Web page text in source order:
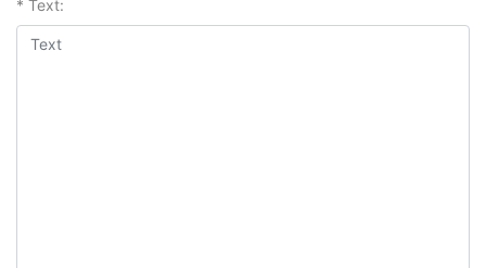
* Text: